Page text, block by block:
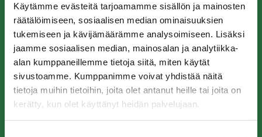
Käytämme evästeitä tarjoamamme sisällön ja mainosten
räätälöimiseen, sosiaalisen median ominaisuuksien
tukemiseen ja kävijämäärämme analysoimiseen. Lisäksi
jaamme sosiaalisen median, mainosalan ja analytiikka-
alan kumppaneillemme tietoja siitä, miten käytät
sivustoamme. Kumppanimme voivat yhdistää näitä
tietoja muihin tietoihin, joita olet antanut heille tai joita on
kerätty, kun olet käyttänyt heidän palvelujaan.